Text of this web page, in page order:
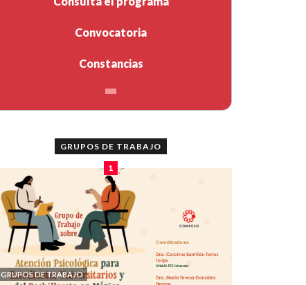
Convocatoria
Constancias
GRUPOS DE TRABAJO
1
GRUPOS DE TRABAJO